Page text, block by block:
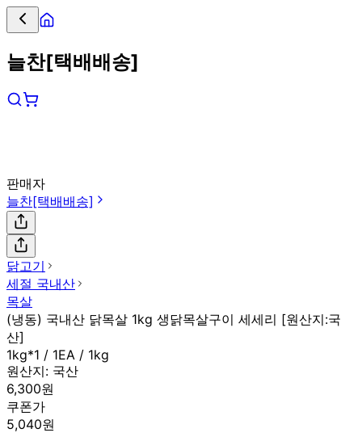
늘찬[택배배송]
판매자
늘찬[택배배송]
닭고기
세절 국내산
목살
(냉동) 국내산 닭목살 1kg 생닭목살구이 세세리 [원산지:국
산]
1kg*1 / 1EA / 1kg
원산지: 국산
6,300원
쿠폰가
5,040원